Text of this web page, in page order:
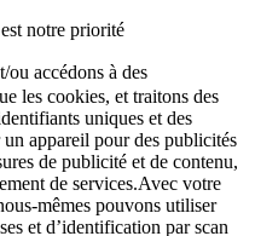
notre priorité
ou accédons à des
les cookies, et traitons des
uniques et des
appareil pour des publicités
de publicité et de contenu,
de services.Avec votre
mêmes pouvons utiliser
et d’identification par scan